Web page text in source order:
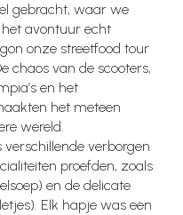
gebracht, waar we
avontuur echt
onze streetfood tour
chaos van de scooters,
en het
het meteen
wereld.
verborgen
proefden, zoals
en de delicate
Elk hapje was een